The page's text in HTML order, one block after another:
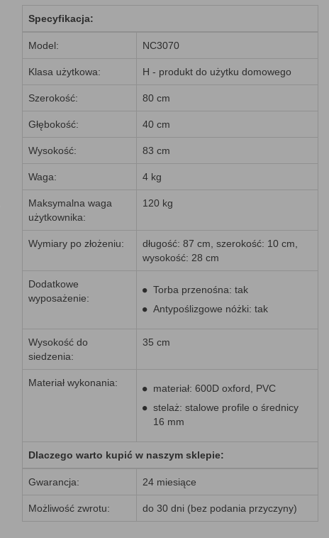
Specyfikacja:
Model: NC3070
Klasa użytkowa: H - produkt do użytku domowego
Szerokość: 80 cm
Głębokość: 40 cm
Wysokość: 83 cm
Waga: 4 kg
Maksymalna waga
użytkownika:
120 kg
Wymiary po złożeniu:
długość: 87 cm, szerokość: 10 cm,
wysokość: 28 cm
Dodatkowe
wyposażenie:
Torba przenośna: tak
Antypoślizgowe nóżki: tak
Wysokość do
siedzenia:
35 cm
Materiał wykonania:
materiał: 600D oxford, PVC
stelaż: stalowe profile o średnicy
16 mm
Dlaczego warto kupić w naszym sklepie:
Gwarancja: 24 miesiące
Możliwość zwrotu: do 30 dni (bez podania przyczyny)